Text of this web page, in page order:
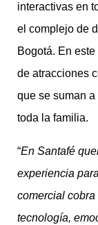
interactivas en
el complejo de
Bogotá. En
de atracciones
que se suman
toda la familia.
“En Santafé
experiencia
comercial
tecnología,